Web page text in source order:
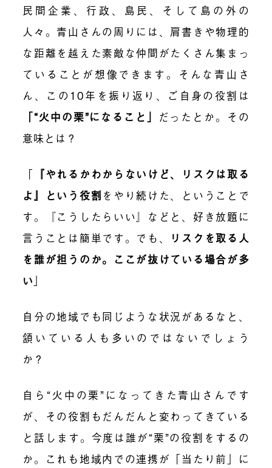
民間企業、行政、島民、そして島の外の
人々。青山さんの周りには、肩書きや物理的
な距離を越えた素敵な仲間がたくさん集まっ
ていることが想像できます。そんな青山さ
ん、この10年を振り返り、ご自身の役割は
「“火中の栗”になること」 だったとか。その
意味とは？
「 『やれるかわからないけど、リスクは取る
よ』という役割をやり続けた、ということで
す。『こうしたらいい』などと、好き放題に
言うことは簡単です。でも、
リスクを取る人
を誰が担うのか。ここが抜けている場合が多
い 」
自分の地域でも同じような状況があるなと、
頷いている人も多いのではないでしょう
か？
自ら“火中の栗”になってきた青山さんです
が、その役割もだんだんと変わってきている
と話します。今度は誰が“栗”の役割をするの
か。これも地域内での連携が「当たり前」に